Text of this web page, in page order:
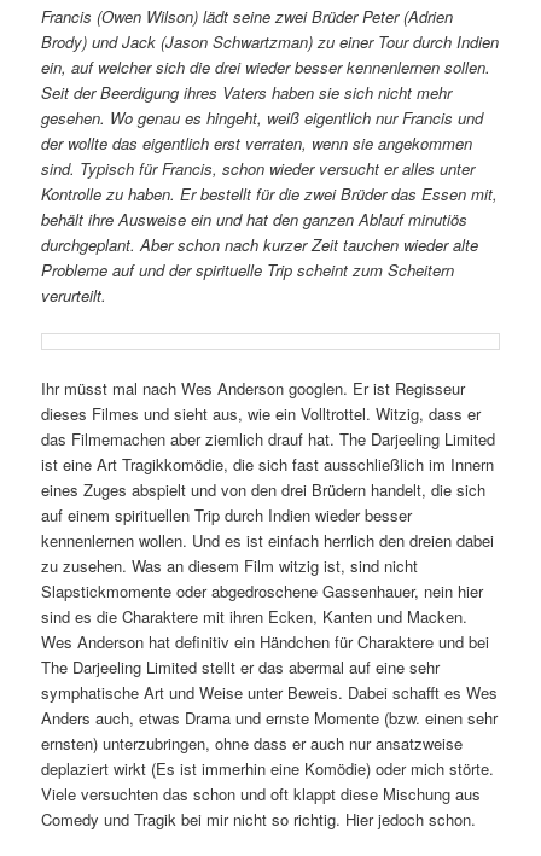
Francis (Owen Wilson) lädt seine zwei Brüder Peter (Adrien
Brody) und Jack (Jason Schwartzman) zu einer Tour durch Indien
ein, auf welcher sich die drei wieder besser kennenlernen sollen.
Seit der Beerdigung ihres Vaters haben sie sich nicht mehr
gesehen. Wo genau es hingeht, weiß eigentlich nur Francis und
der wollte das eigentlich erst verraten, wenn sie angekommen
sind. Typisch für Francis, schon wieder versucht er alles unter
Kontrolle zu haben. Er bestellt für die zwei Brüder das Essen mit,
behält ihre Ausweise ein und hat den ganzen Ablauf minutiös
durchgeplant. Aber schon nach kurzer Zeit tauchen wieder alte
Probleme auf und der spirituelle Trip scheint zum Scheitern
verurteilt.
Ihr müsst mal nach Wes Anderson googlen. Er ist Regisseur
dieses Filmes und sieht aus, wie ein Volltrottel. Witzig, dass er
das Filmemachen aber ziemlich drauf hat. The Darjeeling Limited
ist eine Art Tragikkomödie, die sich fast ausschließlich im Innern
eines Zuges abspielt und von den drei Brüdern handelt, die sich
auf einem spirituellen Trip durch Indien wieder besser
kennenlernen wollen. Und es ist einfach herrlich den dreien dabei
zu zusehen. Was an diesem Film witzig ist, sind nicht
Slapstickmomente oder abgedroschene Gassenhauer, nein hier
sind es die Charaktere mit ihren Ecken, Kanten und Macken.
Wes Anderson hat definitiv ein Händchen für Charaktere und bei
The Darjeeling Limited stellt er das abermal auf eine sehr
symphatische Art und Weise unter Beweis. Dabei schafft es Wes
Anders auch, etwas Drama und ernste Momente (bzw. einen sehr
ernsten) unterzubringen, ohne dass er auch nur ansatzweise
deplaziert wirkt (Es ist immerhin eine Komödie) oder mich störte.
Viele versuchten das schon und oft klappt diese Mischung aus
Comedy und Tragik bei mir nicht so richtig. Hier jedoch schon.